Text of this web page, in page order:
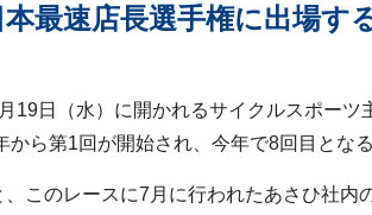
最速店長選手権に出場す
19日（水）に開かれるサイクルスポーツ
から第1回が開始され、今年で8回目とな
、このレースに7月に行われたあさひ社